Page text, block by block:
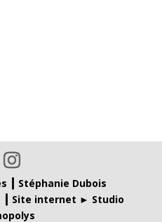
┃ Stéphanie Dubois
Site internet ► Studio